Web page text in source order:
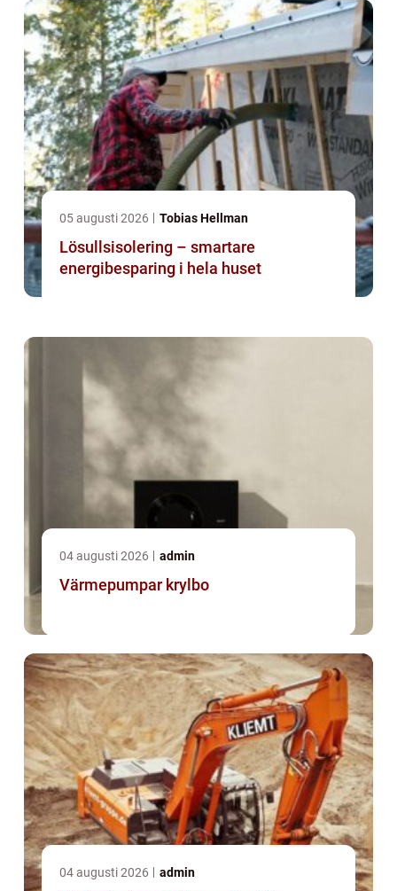
05 augusti 2026 Tobias Hellman
Lösullsisolering – smartare
energibesparing i hela huset
04 augusti 2026 admin
Värmepumpar krylbo
04 augusti 2026 admin